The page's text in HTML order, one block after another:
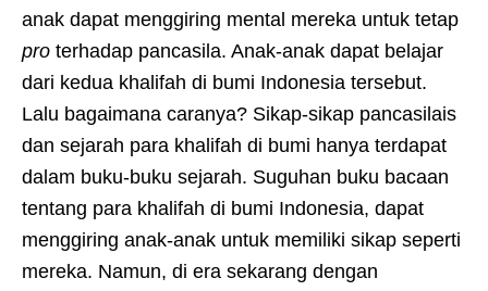
anak dapat menggiring mental mereka untuk tetap
pro terhadap pancasila. Anak-anak dapat belajar
dari kedua khalifah di bumi Indonesia tersebut.
Lalu bagaimana caranya? Sikap-sikap pancasilais
dan sejarah para khalifah di bumi hanya terdapat
dalam buku-buku sejarah. Suguhan buku bacaan
tentang para khalifah di bumi Indonesia, dapat
menggiring anak-anak untuk memiliki sikap seperti
mereka. Namun, di era sekarang dengan